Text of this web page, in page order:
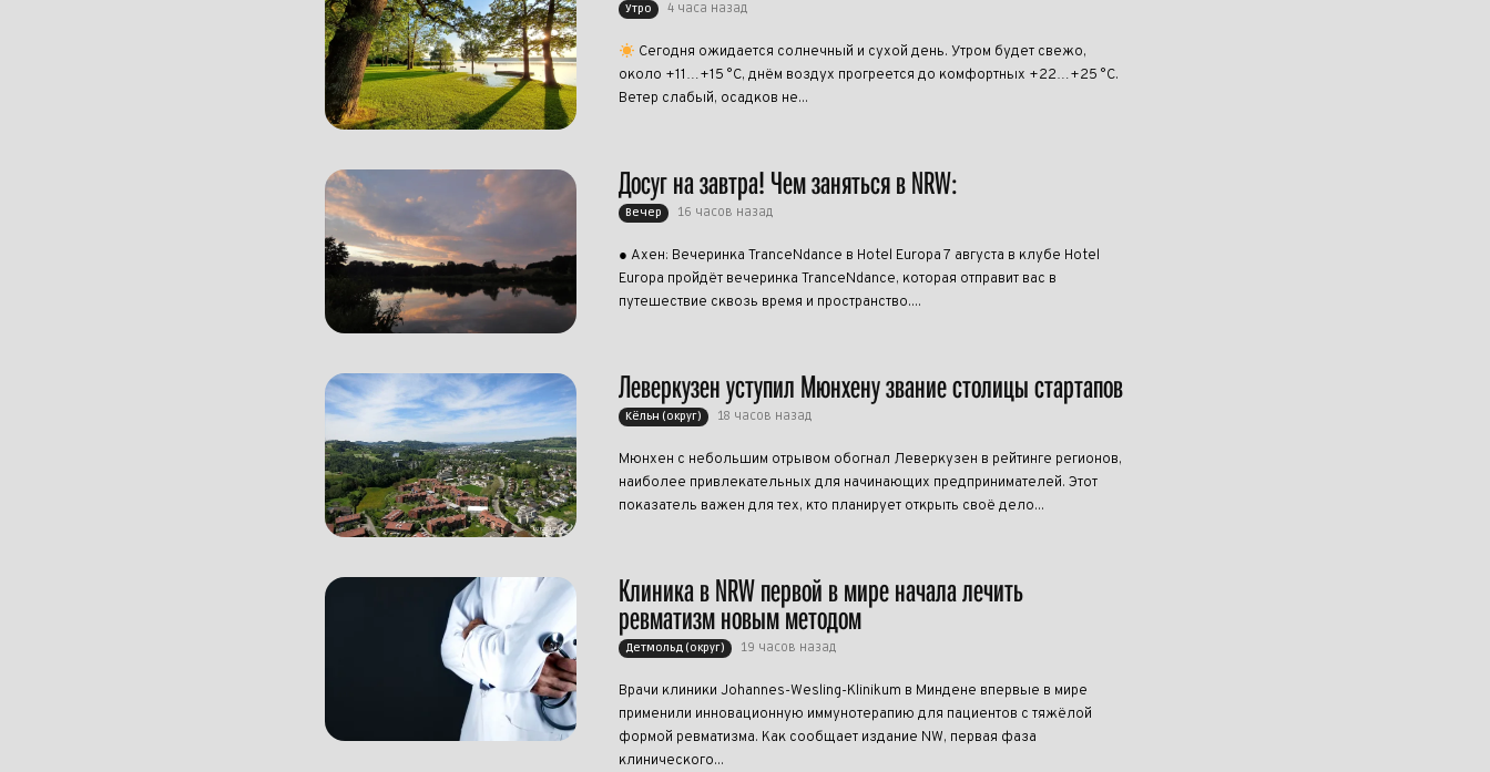
Утро 4 часа назад
Сегодня ожидается солнечный и сухой день. Утром будет свежо,
около +11…+15 °C, днём воздух прогреется до комфортных +22…+25 °C.
Ветер слабый, осадков не...
Досуг на завтра! Чем заняться в NRW:
Вечер 16 часов назад
● Ахен: Вечеринка TranceNdance в Hotel Europa 7 августа в клубе Hotel
Europa пройдёт вечеринка TranceNdance, которая отправит вас в
путешествие сквозь время и пространство....
Леверкузен уступил Мюнхену звание столицы стартапов
Кёльн (округ) 18 часов назад
Мюнхен с небольшим отрывом обогнал Леверкузен в рейтинге регионов,
наиболее привлекательных для начинающих предпринимателей. Этот
показатель важен для тех, кто планирует открыть своё дело...
Клиника в NRW первой в мире начала лечить
ревматизм новым методом
Детмольд (округ) 19 часов назад
Врачи клиники Johannes-Wesling-Klinikum в Миндене впервые в мире
применили инновационную иммунотерапию для пациентов с тяжёлой
формой ревматизма. Как сообщает издание NW, первая фаза
клинического...